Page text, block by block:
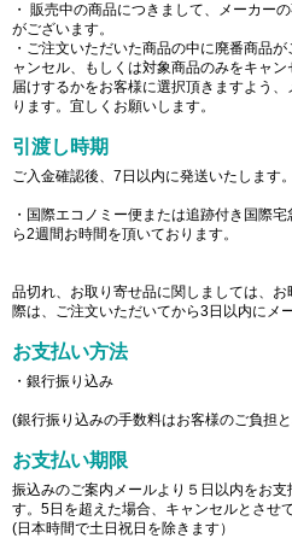
・ 販売中の商品につきまして、メーカー
がございます。
・ご注文いただいた商品の中に廃番商品
ャンセル、もしくは対象商品のみをキャ
届けするかをお客様に選択頂きますよう
ります。宜しくお願いします。
引渡し時期
ご入金確認後、7日以内に発送いたします。
・国際エコノミー便または追跡付き国際
ら2週間お時間を頂いております。
品切れ、お取り寄せ品に関しましては、
際は、ご注文いただいてから3日以内にメ
お支払い方法
・銀行振り込み
(銀行振り込みの手数料はお客様のご負担
お支払い期限
振込みのご案内メールより５日以内をお
す。5日を超えた場合、キャンセルとさせ
(日本時間で土日祝日を除きます）